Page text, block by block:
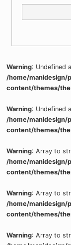
Warning: Undefined
/home/manidesign/
content/themes/
Warning: Undefined
/home/manidesign/
content/themes/
Warning: Array to
/home/manidesign/
content/themes/
Warning: Array to
/home/manidesign/
content/themes/
Warning: Array to